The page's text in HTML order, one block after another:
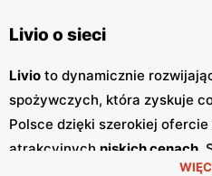
Livio o sieci
Livio to dynamicznie
spożywczych, która zyskuje
Polsce dzięki szerokiej
atrakcyjnych niskich cenach